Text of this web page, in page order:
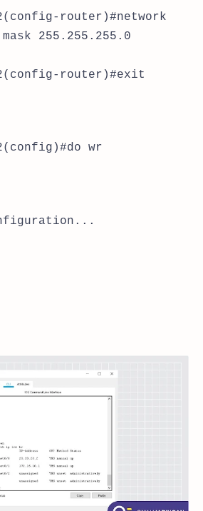
2(config-router)#network
255.255.255.0
2(config-router)#exit
wr